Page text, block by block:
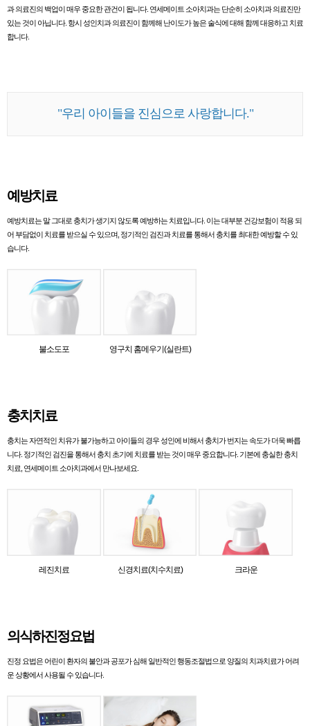
과 의료진의 백업이 매우 중요한 관건이 됩니다. 연세메이트 소아치과는 단순히 소아치과 의료진만
있는 것이 아닙니다. 항시 성인치과 의료진이 함께해 난이도가 높은 술식에 대해 함께 대응하고 치료
합니다.
"우리 아이들을 진심으로 사랑합니다."
예방치료
예방치료는 말 그대로 충치가 생기지 않도록 예방하는 치료입니다. 이는 대부분 건강보험이 적용 되
어 부담없이 치료를 받으실 수 있으며, 정기적인 검진과 치료를 통해서 충치를 최대한 예방할 수 있
습니다.
불소도포 영구치 홈메우기(실란트)
충치치료
충치는 자연적인 치유가 불가능하고 아이들의 경우 성인에 비해서 충치가 번지는 속도가 더욱 빠릅
니다. 정기적인 검진을 통해서 충치 초기에 치료를 받는 것이 매우 중요합니다. 기본에 충실한 충치
치료, 연세메이트 소아치과에서 만나보세요.
레진치료 신경치료(치수치료) 크라운
의식하진정요법
진정 요법은 어린이 환자의 불안과 공포가 심해 일반적인 행동조절법으로 양질의 치과치료가 어려
운 상황에서 사용될 수 있습니다.